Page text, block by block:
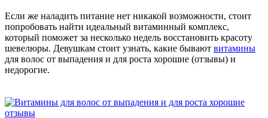
Если же наладить питание нет никакой возможности, стоит
попробовать найти идеальный витаминный комплекс,
который поможет за несколько недель восстановить красоту
шевелюры. Девушкам стоит узнать, какие бывают витамины
для волос от выпадения и для роста хорошие (отзывы) и
недорогие.